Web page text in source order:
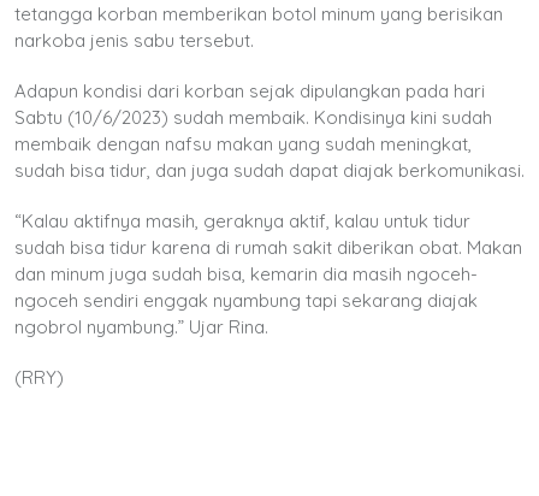
tetangga korban memberikan botol minum yang berisikan
narkoba jenis sabu tersebut.
Adapun kondisi dari korban sejak dipulangkan pada hari
Sabtu (10/6/2023) sudah membaik. Kondisinya kini sudah
membaik dengan nafsu makan yang sudah meningkat,
sudah bisa tidur, dan juga sudah dapat diajak berkomunikasi.
“Kalau aktifnya masih, geraknya aktif, kalau untuk tidur
sudah bisa tidur karena di rumah sakit diberikan obat. Makan
dan minum juga sudah bisa, kemarin dia masih ngoceh-
ngoceh sendiri enggak nyambung tapi sekarang diajak
ngobrol nyambung.” Ujar Rina.
(RRY)